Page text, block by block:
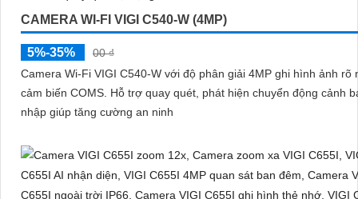
CAMERA WI-FI VIGI C540-W (4MP)
5%-35%
00 ₫
Camera Wi-Fi VIGI C540-W với độ phân giải 4MP ghi hình ảnh rõ
cảm biến COMS. Hỗ trợ quay quét, phát hiện chuyển động cảnh báo xâm
nhập giúp tăng cường an ninh